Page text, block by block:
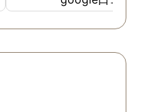
だき、しっかり証拠取れ
した。あ、もちろん過ぎ
調査が終わって今後どう